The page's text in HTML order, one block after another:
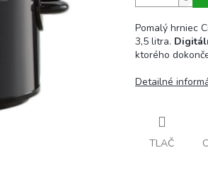
Pomalý hrniec
3,5 litra.
ktorého
Detailné
TLAČ